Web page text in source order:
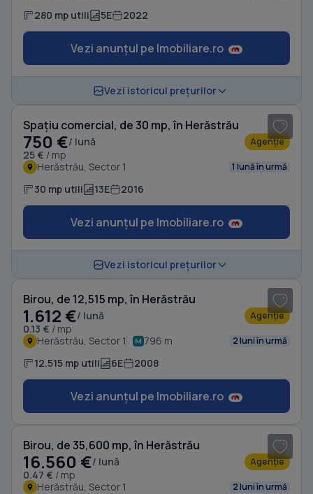
280 mp utili 5E 2022
Vezi anunțul pe Imobiliare.ro
Vezi istoricul prețurilor
Spațiu comercial, de 30 mp, în Herăstrău
750 €/ lună
25 € / mp
Agenție
Herăstrău, Sector 1 1 lună în urmă
30 mp utili 13E 2016
Vezi anunțul pe Imobiliare.ro
Vezi istoricul prețurilor
Birou, de 12,515 mp, în Herăstrău
1.612 €/ lună
0.13 € / mp
Agenție
Herăstrău, Sector 1 796 m 2 luni în urmă
12.515 mp utili 6E 2008
Vezi anunțul pe Imobiliare.ro
Birou, de 35,600 mp, în Herăstrău
16.560 €/ lună
0.47 € / mp
Agenție
Herăstrău, Sector 1 2 luni în urmă